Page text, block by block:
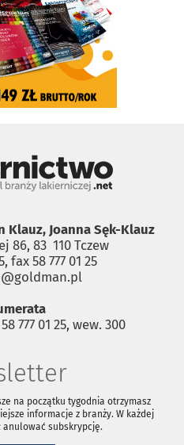
Klauz, Joanna Sęk-Klauz
86, 83 ­ 110 Tczew
fax 58 777 01 25
777 01 25, wew. 300
na początku tygodnia otrzymasz
informacje z branży. W każdej
anulować subskrypcję.